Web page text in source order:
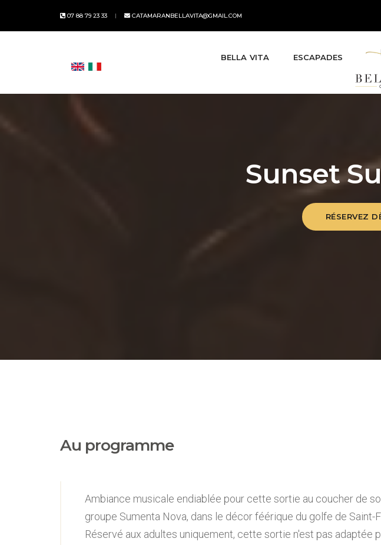
07 88 79 23 33 CATAMARANBELLAVITA@GMAIL.COM
BELLA VITA ESCAPADES
Sunset
RÉSERVEZ
Au programme
Ambiance musicale endiablée pour cette sortie au coucher de
groupe Sumenta Nova, dans le décor féérique du golfe de Saint-
Réservé aux adultes uniquement, cette sortie n'est pas adaptée